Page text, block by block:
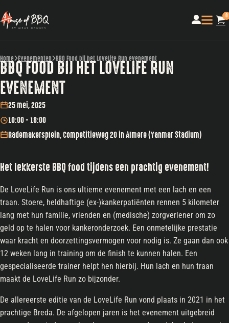
0
Home Evenementen BBQ Food bij het LoveLife Run evenement
BBQ FOOD BIJ HET LOVELIFE RUN
EVENEMENT
25 mei, 2025
10:00 - 18:00
Rademakersplein, Competitieweg 20 in Almere (Yanmar Stadium)
Het lekkerste BBQ food tijdens een prachtig evenement!
De LoveLife Run is ons ultieme evenement met een lach en een
traan. Stoere, heldhaftige (ex-)kankerpatiënten rennen 5 kilometer
lang met hun familie, vrienden en (medische) zorgverlener om zo
geld op te halen voor kankeronderzoek. Een onmetelijke prestatie
waar kracht en doorzettingsvermogen voor nodig is. Ze gaan dan ook
12 weken lang in training om de finish te kunnen halen. Een
gespecialiseerde trainer helpt hen hierbij. Hun lach en hun traan
maakt de LoveLife Run zo bijzonder.
De allereerste editie van de LoveLife Run vond plaats in 2021 in het
prachtige Breda. De afgelopen jaren is het evenement uitgebreid